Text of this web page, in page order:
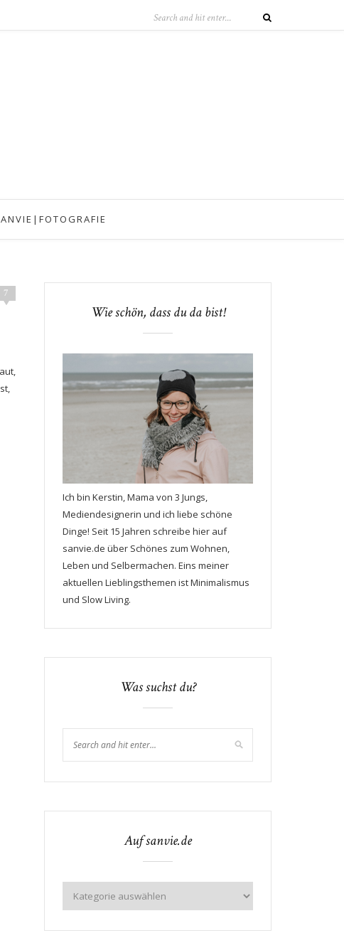
7
Wie schön, dass du da bist!
Ich bin Kerstin, Mama von 3 Jungs,
Mediendesignerin und ich liebe schöne
Dinge! Seit 15 Jahren schreibe hier auf
sanvie.de über Schönes zum Wohnen,
Leben und Selbermachen. Eins meiner
aktuellen Lieblingsthemen ist Minimalismus
und Slow Living.
Was suchst du?
Auf sanvie.de